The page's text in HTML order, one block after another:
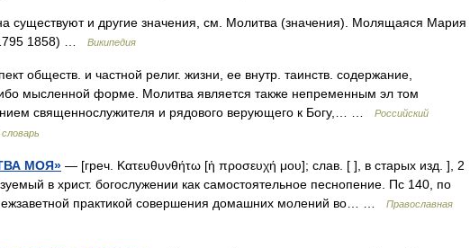
существуют и другие значения, см. Молитва (значения). Молящаяся Мария
1858) …
Википедия
обществ. и частной религ. жизни, ее внутр. таинств. содержание,
мысленной форме. Молитва является также непременным эл том
священнослужителя и рядового верующего к Богу,… …
Российский
МОЯ» — [греч. Κατευθυνθήτω [ἡ προσευχή μου]; слав. [ ], в старых изд. ], 2
в христ. богослужении как самостоятельное песнопение. Пс 140, по
практикой совершения домашних молений во… …
Православная